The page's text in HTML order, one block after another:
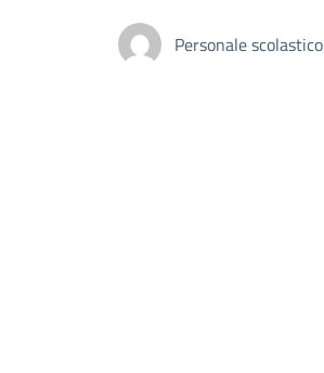
Personale scolastico